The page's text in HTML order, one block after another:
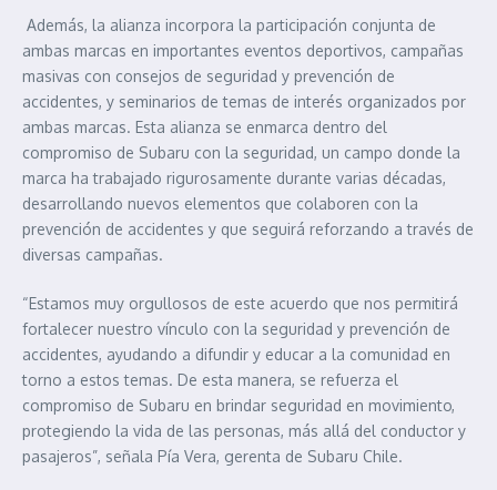
Además, la alianza incorpora la participación conjunta de
ambas marcas en importantes eventos deportivos, campañas
masivas con consejos de seguridad y prevención de
accidentes, y seminarios de temas de interés organizados por
ambas marcas. Esta alianza se enmarca dentro del
compromiso de Subaru con la seguridad, un campo donde la
marca ha trabajado rigurosamente durante varias décadas,
desarrollando nuevos elementos que colaboren con la
prevención de accidentes y que seguirá reforzando a través de
diversas campañas.
“Estamos muy orgullosos de este acuerdo que nos permitirá
fortalecer nuestro vínculo con la seguridad y prevención de
accidentes, ayudando a difundir y educar a la comunidad en
torno a estos temas. De esta manera, se refuerza el
compromiso de Subaru en brindar seguridad en movimiento,
protegiendo la vida de las personas, más allá del conductor y
pasajeros”, señala Pía Vera, gerenta de Subaru Chile.